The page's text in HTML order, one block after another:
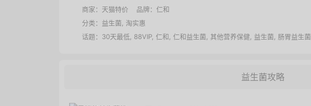
商家： 天猫特价 品牌： 仁和
分类： 益生菌
淘实惠
话题： 30天最低 88VIP, 仁和 仁和益生菌 其他营养保健 益生菌 肠胃益生菌
益生菌攻略